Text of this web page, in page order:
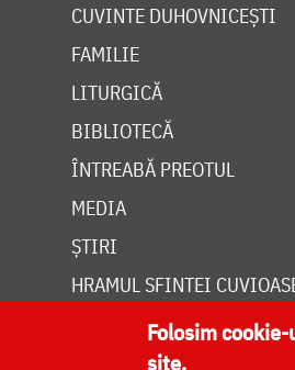
CUVINTE DUHOVNICEȘTI
FAMILIE
LITURGICĂ
BIBLIOTECĂ
ÎNTREABĂ PREOTUL
MEDIA
ȘTIRI
HRAMUL SFINTEI
Folosim
site.